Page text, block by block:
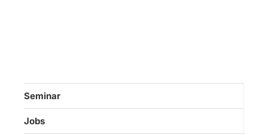
Seminar
Jobs